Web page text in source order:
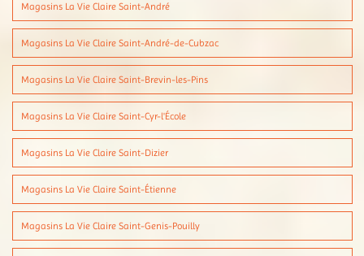
Magasins La Vie Claire Saint-André
Magasins La Vie Claire Saint-André-de-Cubzac
Magasins La Vie Claire Saint-Brevin-les-Pins
Magasins La Vie Claire Saint-Cyr-l'École
Magasins La Vie Claire Saint-Dizier
Magasins La Vie Claire Saint-Étienne
Magasins La Vie Claire Saint-Genis-Pouilly